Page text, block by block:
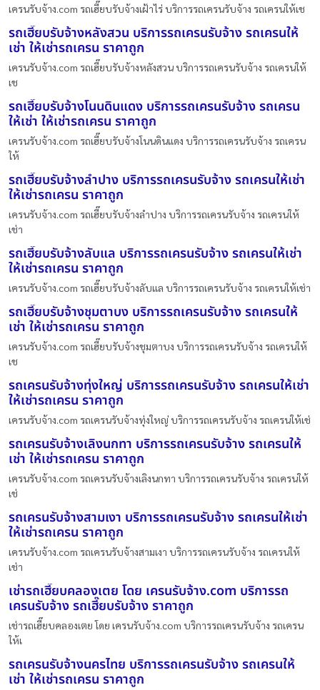
เครนรับจ้าง.com รถเฮี๊ยบรับจ้างเฝ้าไร่ บริการรถเครนรับจ้าง รถเครนให้เช
รถเฮี๊ยบรับจ้างหลังสวน บริการรถเครนรับจ้าง รถเครนให้
เช่า ให้เช่ารถเครน ราคาถูก
เครนรับจ้าง.com รถเฮี๊ยบรับจ้างหลังสวน บริการรถเครนรับจ้าง รถเครนให้
เช
รถเฮี๊ยบรับจ้างโนนดินแดง บริการรถเครนรับจ้าง รถเครน
ให้เช่า ให้เช่ารถเครน ราคาถูก
เครนรับจ้าง.com รถเฮี๊ยบรับจ้างโนนดินแดง บริการรถเครนรับจ้าง รถเครน
ให้
รถเฮี๊ยบรับจ้างลำปาง บริการรถเครนรับจ้าง รถเครนให้เช่า
ให้เช่ารถเครน ราคาถูก
เครนรับจ้าง.com รถเฮี๊ยบรับจ้างลำปาง บริการรถเครนรับจ้าง รถเครนให้
เช่า
รถเฮี๊ยบรับจ้างลับแล บริการรถเครนรับจ้าง รถเครนให้เช่า
ให้เช่ารถเครน ราคาถูก
เครนรับจ้าง.com รถเฮี๊ยบรับจ้างลับแล บริการรถเครนรับจ้าง รถเครนให้เช่า
รถเฮี๊ยบรับจ้างชุมตาบง บริการรถเครนรับจ้าง รถเครนให้
เช่า ให้เช่ารถเครน ราคาถูก
เครนรับจ้าง.com รถเฮี๊ยบรับจ้างชุมตาบง บริการรถเครนรับจ้าง รถเครนให้
เช
รถเครนรับจ้างทุ่งใหญ่ บริการรถเครนรับจ้าง รถเครนให้เช่า
ให้เช่ารถเครน ราคาถูก
เครนรับจ้าง.com รถเครนรับจ้างทุ่งใหญ่ บริการรถเครนรับจ้าง รถเครนให้เช่
รถเครนรับจ้างเลิงนกทา บริการรถเครนรับจ้าง รถเครนให้
เช่า ให้เช่ารถเครน ราคาถูก
เครนรับจ้าง.com รถเครนรับจ้างเลิงนกทา บริการรถเครนรับจ้าง รถเครนให้
เช่
รถเครนรับจ้างสามเงา บริการรถเครนรับจ้าง รถเครนให้เช่า
ให้เช่ารถเครน ราคาถูก
เครนรับจ้าง.com รถเครนรับจ้างสามเงา บริการรถเครนรับจ้าง รถเครนให้
เช่า
เช่ารถเฮี๊ยบคลองเตย โดย เครนรับจ้าง.com บริการรถ
เครนรับจ้าง รถเฮี๊ยบรับจ้าง ราคาถูก
เช่ารถเฮี๊ยบคลองเตย โดย เครนรับจ้าง.com บริการรถเครนรับจ้าง รถเครน
ให้เ
รถเครนรับจ้างนครไทย บริการรถเครนรับจ้าง รถเครนให้
เช่า ให้เช่ารถเครน ราคาถูก